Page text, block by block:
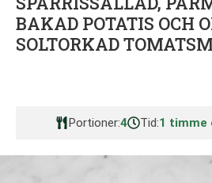
BAKAD POTATIS OCH
SOLTORKAD
Portioner:4 Tid:1 timme